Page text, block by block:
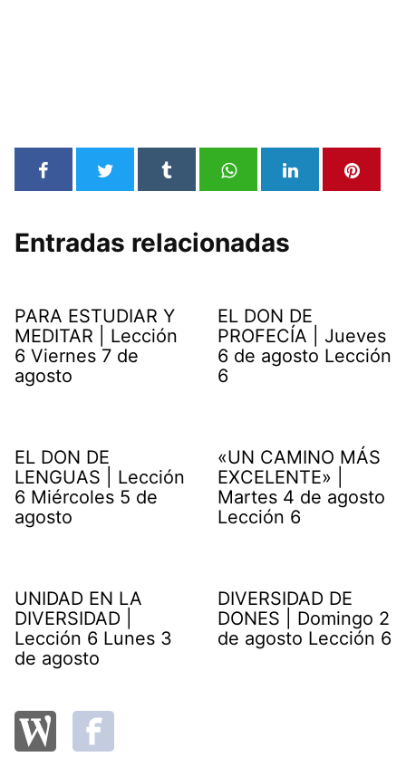
Entradas relacionadas
PARA ESTUDIAR Y
MEDITAR | Lección
6 Viernes 7 de
agosto
EL DON DE
PROFECÍA | Jueves
6 de agosto Lección
6
EL DON DE
LENGUAS | Lección
6 Miércoles 5 de
agosto
«UN CAMINO MÁS
EXCELENTE» |
Martes 4 de agosto
Lección 6
UNIDAD EN LA
DIVERSIDAD |
Lección 6 Lunes 3
de agosto
DIVERSIDAD DE
DONES | Domingo 2
de agosto Lección 6